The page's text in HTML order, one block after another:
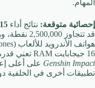
المهام.
إحصائية متوقعة: نتائج أداء
قد تتجاوز 2,500,000 نقطة،
هواتف الأندرويد للألعاب (Gaming Phones). ميزة الـ
16 جيجابايت RAM تعني قدرة الهاتف على تشغيل لعبة مثل
Genshin Impact على أعلى
تطبيقات أخرى في الخلفية